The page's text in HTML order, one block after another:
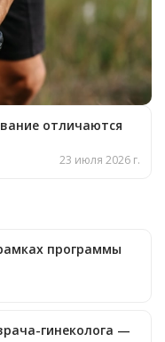
отличаются
23 июля 2026 г.
программы
гинеколога —